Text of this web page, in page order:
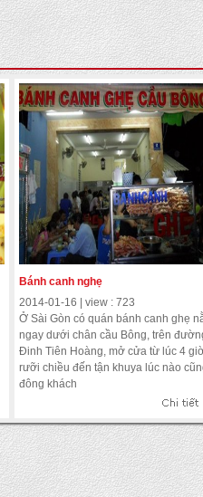
Bánh canh nghẹ
2014-01-16 | view : 723
Ở Sài Gòn có quán bánh canh ghẹ
ngay dưới chân cầu Bông, trên
Đinh Tiên Hoàng, mở cửa từ lúc 4
rưỡi chiều đến tận khuya lúc nào
đông khách